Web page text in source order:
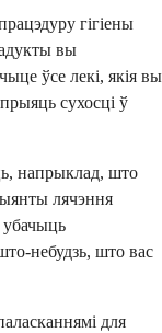
гігіены
вы
ўсе лекі, якія вы
сухосці ў
напрыклад, што
лячэння
убачыць
небудзь, што вас
для